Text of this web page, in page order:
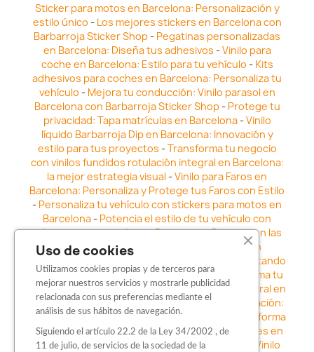
Sticker para motos en Barcelona: Personalización y
estilo único - Los mejores stickers en Barcelona con
Barbarroja Sticker Shop- Pegatinas personalizadas
en Barcelona: Diseña tus adhesivos -Vinilo para
coche en Barcelona: Estilo para tu vehículo - Kits
adhesivos para coches en Barcelona: Personaliza tu
vehículo - Mejora tu conducción: Vinilo parasol en
Barcelona con Barbarroja Sticker Shop- Protege tu
privacidad: Tapa matrículas en Barcelona-Vinilo
líquido Barbarroja Dip en Barcelona: Innovación y
estilo para tus proyectos -Transforma tu negocio
con vinilos fundidos rotulación integral en Barcelona:
la mejor estrategia visual -Vinilo para Faros en
Barcelona: Personaliza y Protege tus Faros con Estilo
- Personaliza tu vehículo con stickers para motos en
Barcelona- Potencia el estilo de tu vehículo con
adhesivos para coche en Barcelona-Destaca en las
calles: Los Mejores stickers para coches en
Vinilo para faros en Barcelona: Resaltando
la Estética y Seguridad del Automóvil- Transforma tu
vehículo con los vinilos fundidos rotulación integral en
Barcelona-Explora la Innovación en Personalización:
Vinilo líquido barbarroja dip en Barcelona
Transforma
tu vehículo con estilo: Kits adhesivos para coches en
Barcelona-Personaliza tu vehículo con estilo: Vinilo
Uso de cookies
Utilizamos cookies propias y de terceros para
mejorar nuestros servicios y mostrarle publicidad
relacionada con sus preferencias mediante el
análisis de sus hábitos de navegación.
Siguiendo el artículo 22.2 de la Ley 34/2002 , de
11 de julio, de servicios de la sociedad de la